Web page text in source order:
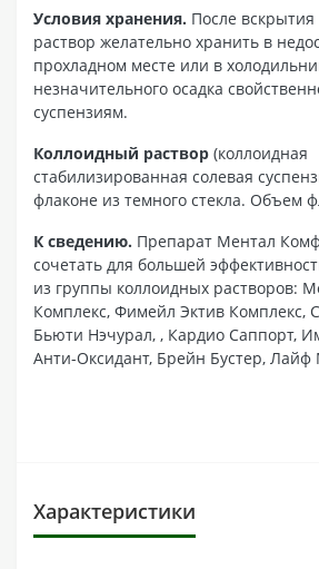
Условия хранения. После
раствор желательно хранить в
прохладном месте или в
незначительного осадка
суспензиям.
Коллоидный раствор (коллоидная
стабилизированная солевая
флаконе из темного стекла. Объем
К сведению. Препарат Ментал
сочетать для большей
из группы коллоидных растворов:
Комплекс, Фимейл Эктив Комплекс,
Бьюти Нэчурал, , Кардио Саппорт,
Анти-Оксидант, Брейн Бустер,
Характеристики